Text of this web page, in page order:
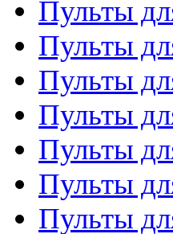
Пульты
Пульты
Пульты
Пульты
Пульты
Пульты
Пульты